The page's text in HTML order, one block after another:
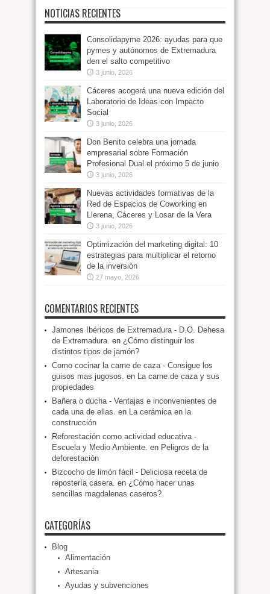
NOTICIAS RECIENTES
Consolidapyme 2026: ayudas para que
pymes y autónomos de Extremadura
den el salto competitivo
3 junio, 2026
Cáceres acogerá una nueva edición del
Laboratorio de Ideas con Impacto
Social
3 junio, 2026
Don Benito celebra una jornada
empresarial sobre Formación
Profesional Dual el próximo 5 de junio
3 junio, 2026
Nuevas actividades formativas de la
Red de Espacios de Coworking en
Llerena, Cáceres y Losar de la Vera
3 junio, 2026
Optimización del marketing digital: 10
estrategias para multiplicar el retorno
de la inversión
27 mayo, 2026
COMENTARIOS RECIENTES
Jamones Ibéricos de Extremadura - D.O. Dehesa
de Extremadura. en ¿Cómo distinguir los
distintos tipos de jamón?
Como cocinar la carne de caza - Consigue los
guisos mas jugosos. en La carne de caza y sus
propiedades
Bañera o ducha - Ventajas e inconvenientes de
cada una de ellas. en La cerámica en la
construcción
Reforestación como actividad educativa -
Escuela y Medio Ambiente. en Peligros de la
deforestación
Bizcocho de limón fácil - Deliciosa receta de
repostería casera. en ¿Cómo hacer unas
sencillas magdalenas caseros?
CATEGORÍAS
Blog
Alimentación
Artesania
Ayudas y subvenciones